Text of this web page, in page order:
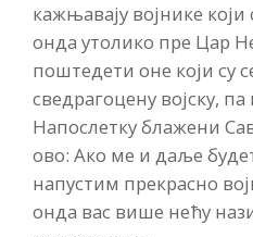
кажњавају војнике који
онда утолико пре Цар
поштедети оне који су
сведрагоцену војску,
Напослетку блажени
ово: Ако ме и даље
напустим прекрасно
онда вас више нећу